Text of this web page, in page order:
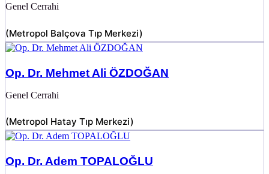
Genel Cerrahi
(Metropol Balçova Tıp Merkezi)
Op. Dr. Mehmet Ali ÖZDOĞAN
Genel Cerrahi
(Metropol Hatay Tıp Merkezi)
Op. Dr. Adem TOPALOĞLU